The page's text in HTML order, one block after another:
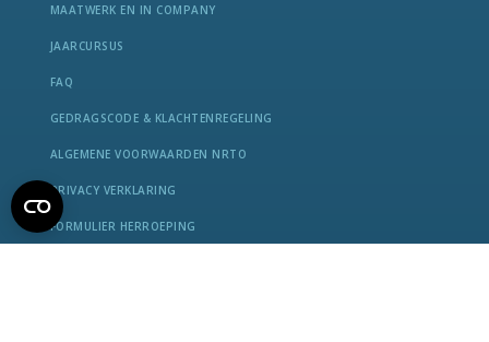
MAATWERK EN IN COMPANY
JAARCURSUS
FAQ
GEDRAGSCODE & KLACHTENREGELING
ALGEMENE VOORWAARDEN NRTO
PRIVACY VERKLARING
FORMULIER HERROEPING